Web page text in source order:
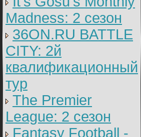
Madness: 2 сезон
36ON.RU BATTLE
CITY: 2й
квалификационный
тур
The Premier
League: 2 cезон
Fantasy Football -